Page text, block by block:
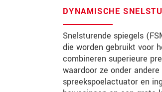
DYNAMISCHE
Snelsturende spiegels
die worden gebruikt voor
combineren superieure
waardoor ze onder
spreekspoelactuator en
Bericht
Houd mij op de